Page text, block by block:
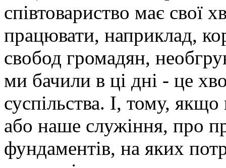
співтовариство має свої
працювати, наприклад,
свобод громадян,
ми бачили в ці дні - це
суспільства. І, тому,
або наше служіння, про
фундаментів, на яких